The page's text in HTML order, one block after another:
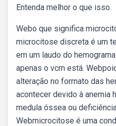
Entenda melhor o que isso.
Webo que significa
microcitose discreta é um
em um laudo do
apenas o vcm está.
alteração no formato das
acontecer devido à anemia
medula óssea ou
Webmicrocitose é uma